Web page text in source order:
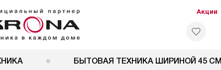
Акции
БЫТОВАЯ ТЕХНИКА ШИРИНОЙ 45 СМ